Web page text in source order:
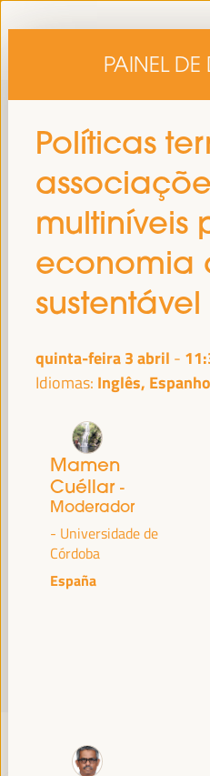
sexta edição do Fórum Mundial
Económico Local será realizada de
PAINEL
Políticas
multiníveis
economia
sustentável
quinta-feira 3 abril -
Idiomas: Inglês,
Mamen
Cuéllar -
Moderador
- Universidade de
Córdoba
España